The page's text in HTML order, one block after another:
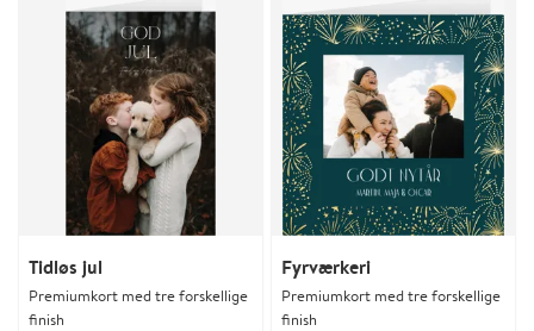
Tidløs jul
Premiumkort med tre forskellige
finish
Fyrværkeri
Premiumkort med tre forskellige
finish